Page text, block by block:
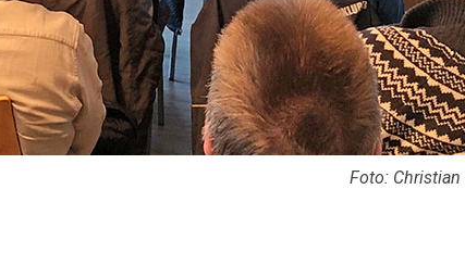
Foto: Christian